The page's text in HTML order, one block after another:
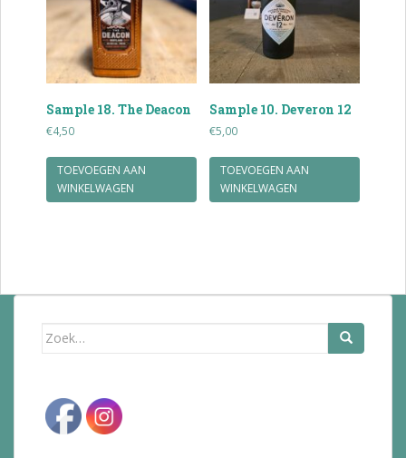
Sample 18. The Deacon
€4,50
TOEVOEGEN AAN
WINKELWAGEN
Sample 10. Deveron 12
€5,00
TOEVOEGEN AAN
WINKELWAGEN
Zoek